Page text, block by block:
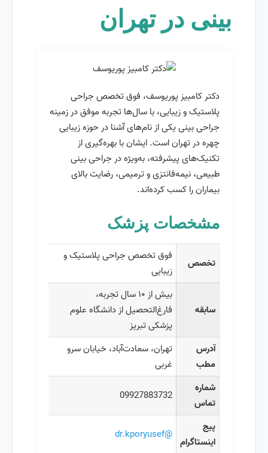
بینی در تهران
دکتر کامبیز پوریوسف، فوق تخصص جراحی
پلاستیک و زیبایی، با سال‌ها تجربه موفق در زمینه
جراحی بینی یکی از نام‌های آشنا در حوزه زیبایی
چهره در تهران است. ایشان با بهره‌گیری از
تکنیک‌های پیشرفته، به‌ویژه در جراحی بینی
طبیعی، نیمه‌فانتزی و ترمیمی، رضایت بالای
بیماران را کسب کرده‌اند.
مشخصات پزشک
تخصص
فوق تخصص جراحی پلاستیک و
زیبایی
سابقه
بیش از ۱۰ سال تجربه،
فارغ‌التحصیل از دانشگاه علوم
پزشکی تبریز
آدرس
مطب
تهران، سعادت‌آباد، خیابان سرو
غربی
شماره
تماس
09927883732
پیج
اینستاگرام
@dr.kporyusef